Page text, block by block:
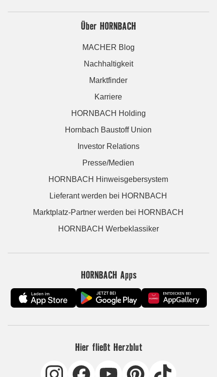
Über HORNBACH
MACHER Blog
Nachhaltigkeit
Marktfinder
Karriere
HORNBACH Holding
Hornbach Baustoff Union
Investor Relations
Presse/Medien
HORNBACH Hinweisgebersystem
Lieferant werden bei HORNBACH
Marktplatz-Partner werden bei HORNBACH
HORNBACH Werbeklassiker
HORNBACH Apps
Hier fließt Herzblut